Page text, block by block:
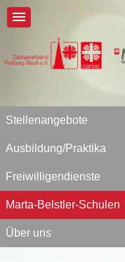
Stellenangebote
Ausbildung/Praktika
Freiwilligendienste
Marta-Belstler-Schulen
Über uns